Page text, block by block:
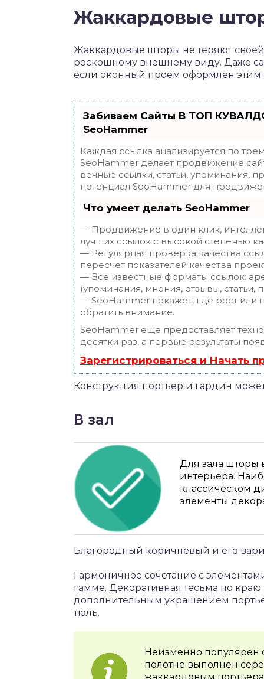
Жаккардовые
Жаккардовые шторы не теряют
роскошному внешнему виду. Даже
если оконный проем оформлен
Забиваем Сайты В ТОП
SeoHammer
Каждая ссылка анализируется по
SeoHammer делает продвижение
вечные ссылки, статьи, упоминания,
потенциал SeoHammer для
Что умеет делать SeoHammer
— Продвижение в один клик,
лучших ссылок с высокой степенью
— Регулярная проверка качества
пересчет показателей качества
— Все известные форматы ссылок:
(упоминания, мнения, отзывы, статьи,
— SeoHammer покажет, где рост или
обратить внимание.
SeoHammer еще предоставляет
десятки раз, а первые результаты
Зарегистрироваться и Начать
Конструкция портьер и гардин
В зал
Для зала шторы
интерьера.
классическом
элементы
Благородный коричневый и его
Гармоничное сочетание с
гамме. Декоративная тесьма по
дополнительным украшением
тюль.
Неизменно популярен
полотне выполнен